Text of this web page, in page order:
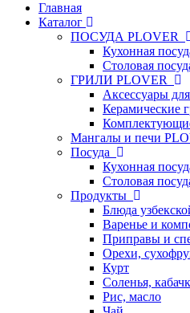
Главная
Каталог
ПОСУДА PLOVER
Кухонная
Столовая
ГРИЛИ PLOVER
Аксессуары
Керамические
Мангалы и печи
Посуда
Кухонная
Столовая
Продукты
Блюда
Варенье и
Приправы и
Орехи,
Курт
Соленья,
Рис, масло